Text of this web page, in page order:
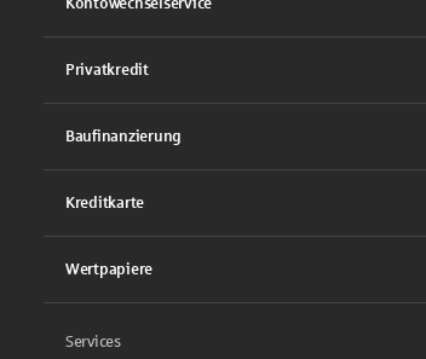
Privatkredit
Baufinanzierung
Kreditkarte
Wertpapiere
Services